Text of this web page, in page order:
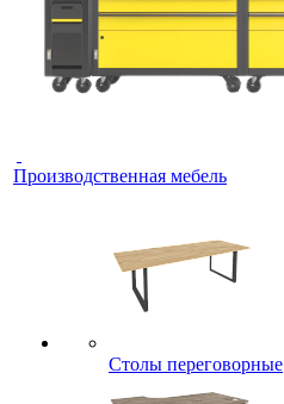
Производственная мебель
Столы переговорные